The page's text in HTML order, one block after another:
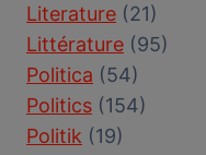
Literature (21)
Littérature (95)
Politica (54)
Politics (154)
Politik (19)